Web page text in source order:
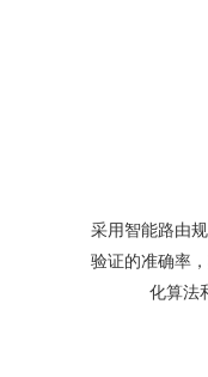
采用智能路由
验证的准确率
化算法